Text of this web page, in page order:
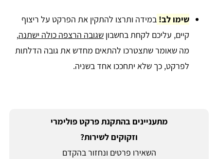
שימו לב! במידה ותרצו להתקין את הפרקט על ריצוף
קיים, עליכם לקחת בחשבון שגובה הרצפה כולה ישתנה,
מה שאומר שתצטרכו להתאים מחדש את גובה הדלתות
לפרקט, כך שלא יתחככו אחד בשניה.
מתעניינים בהתקנת פרקט פולימרי
וזקוקים לשירות?
השאירו פרטים ונחזור בהקדם